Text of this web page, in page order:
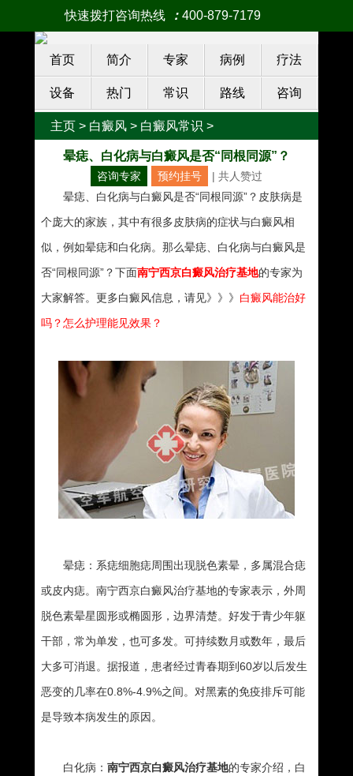
快速拨打咨询热线 ： 400-879-7179
首页 简介 专家 病例 疗法
设备 热门 常识 路线 咨询
主页 > 白癜风 > 白癜风常识 >
晕痣、白化病与白癜风是否“同根同源”？
咨询专家 预约挂号 | 共人赞过
晕痣、白化病与白癜风是否“同根同源”？皮肤病是
个庞大的家族，其中有很多皮肤病的症状与白癜风相
似，例如晕痣和白化病。那么晕痣、白化病与白癜风是
否“同根同源”？下面南宁西京白癜风治疗基地的专家为
大家解答。更多白癜风信息，请见》》》 白癜风能治好
吗？怎么护理能见效果？
晕痣：系痣细胞痣周围出现脱色素晕，多属混合痣
或皮内痣。南宁西京白癜风治疗基地的专家表示，外周
脱色素晕星圆形或椭圆形，边界清楚。好发于青少年躯
干部，常为单发，也可多发。可持续数月或数年，最后
大多可消退。据报道，患者经过青春期到60岁以后发生
恶变的几率在0.8%-4.9%之间。对黑素的免疫排斥可能
是导致本病发生的原因。
白化病： 南宁西京白癜风治疗基地的专家介绍，白